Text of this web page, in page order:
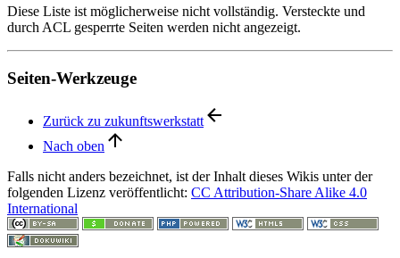
Diese Liste ist möglicherweise nicht vollständig. Versteckte und
durch ACL gesperrte Seiten werden nicht angezeigt.
Seiten-Werkzeuge
Zurück zu zukunftswerkstatt
Nach oben
Falls nicht anders bezeichnet, ist der Inhalt dieses Wikis unter der
folgenden Lizenz veröffentlicht: CC Attribution-Share Alike 4.0
International